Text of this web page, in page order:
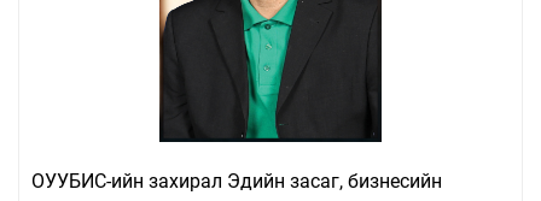
ОУУБИС-ийн захирал Эдийн засаг, бизнесийн